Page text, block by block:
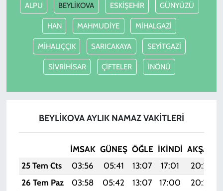
ALPU BEYLİKOVA ESKİŞEHİR GÜNYÜZÜ
HAN MAHMUDİYE MİHALGAZİ
MİHALIÇÇIK SARICAKAYA SEYİTGAZİ
SİVRİHİSAR ÇİFTELER İNÖNÜ
BEYLİKOVA AYLIK NAMAZ VAKITLERI
İMSAK GÜNEŞ ÖĞLE İKINDI AKŞAM
25 Tem Cts
03:56 05:41 13:07 17:01 20:23
26 Tem Paz
03:58 05:42 13:07 17:00 20:22